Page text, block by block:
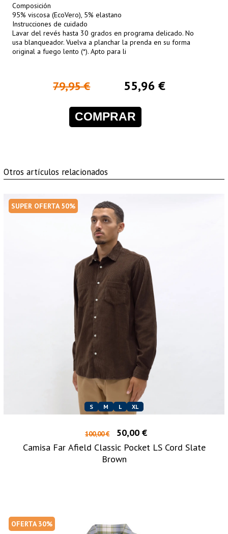
Composición
95% viscosa (EcoVero), 5% elastano
Instrucciones de cuidado
Lavar del revés hasta 30 grados en programa delicado. No
usa blanqueador. Vuelva a planchar la prenda en su forma
original a fuego lento (*). Apto para li
79,95 € 55,96 €
COMPRAR
Otros artículos relacionados
SUPER OFERTA 50%
S M L XL
100,00 €
50,00 €
Camisa Far Afield Classic Pocket LS Cord Slate
Brown
OFERTA 30%